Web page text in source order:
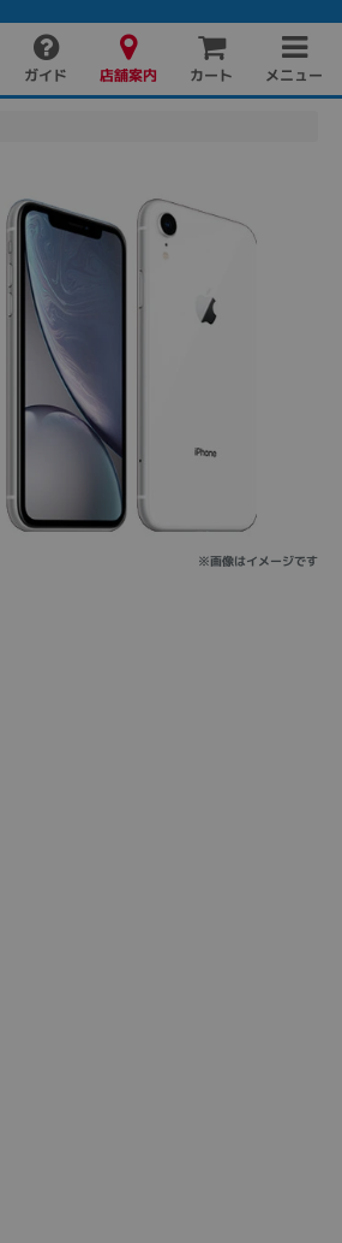
ガイド 店舗案内 カート メニュー
※画像はイメージです
ソフト